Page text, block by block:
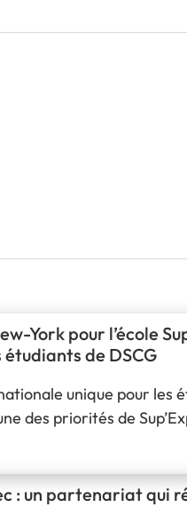
York pour l’école
de DSCG
unique pour les
des priorités de
développent leurs
Supérieur…
: un partenariat